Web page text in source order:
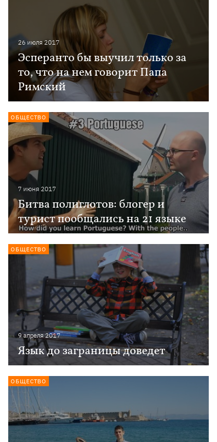
26 июля 2017
Эсперанто бы выучил только за
то, что на нем говорит Папа
Римский
7 июня 2017
Битва полиглотов: блогер и
турист пообщались на 21 языке
ОБЩЕСТВО
9 апреля 2017
Язык до заграницы доведет
ОБЩЕСТВО
ОБЩЕСТВО